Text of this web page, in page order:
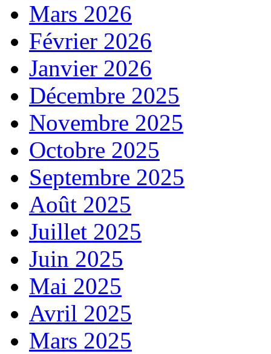
Mars 2026
Février 2026
Janvier 2026
Décembre 2025
Novembre 2025
Octobre 2025
Septembre 2025
Août 2025
Juillet 2025
Juin 2025
Mai 2025
Avril 2025
Mars 2025